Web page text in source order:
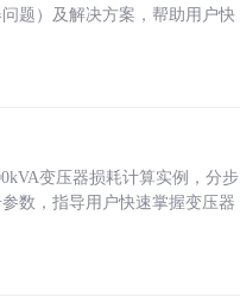
题）及解决方案，帮助用户快
变压器损耗计算实例，分步
数，指导用户快速掌握变压器